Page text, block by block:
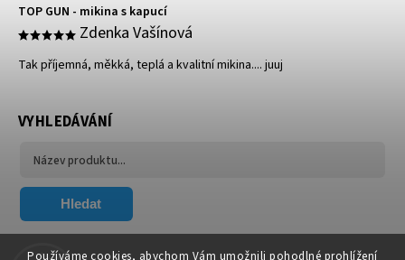
Používáme cookies, abychom Vám umožnili pohodlné prohlížení
TOP GUN - mikina s kapucí
Zdenka Vašínová
Tak příjemná, měkká, teplá a kvalitní mikina.... juuj
VYHLEDÁVÁNÍ
Hledat
FACEBOOK